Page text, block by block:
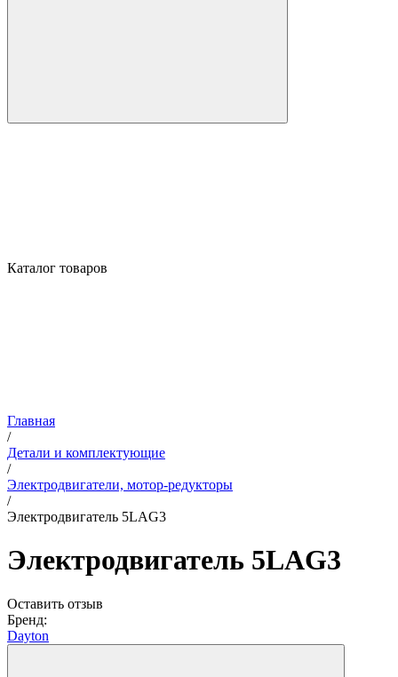
Каталог товаров
Главная
/
Детали и комплектующие
/
Электродвигатели, мотор-редукторы
/
Электродвигатель 5LAG3
Электродвигатель 5LAG3
Оставить отзыв
Бренд:
Dayton